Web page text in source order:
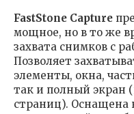
FastStone Capture
мощное, но в то же
захвата снимков с
Позволяет
элементы, окна,
так и полный экран
страниц). Оснащена